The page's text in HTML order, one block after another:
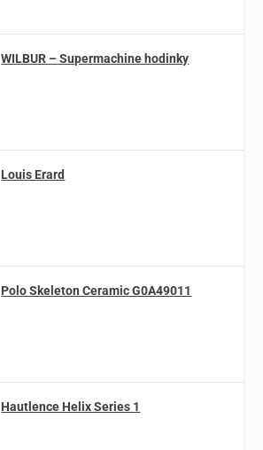
WILBUR – Supermachine hodinky
Louis Erard
Polo Skeleton Ceramic G0A49011
Hautlence Helix Series 1